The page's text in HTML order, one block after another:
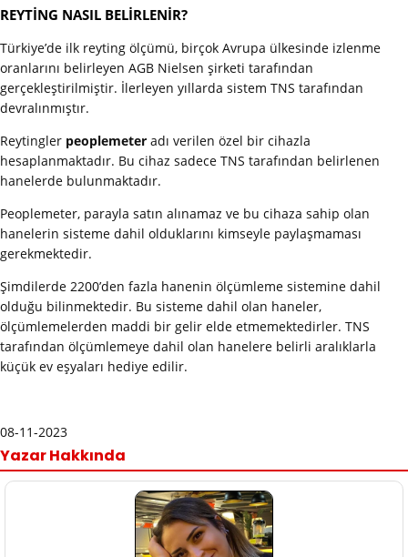
REYTİNG NASIL BELİRLENİR?
Türkiye’de ilk reyting ölçümü, birçok Avrupa ülkesinde izlenme
oranlarını belirleyen AGB Nielsen şirketi tarafından
gerçekleştirilmiştir. İlerleyen yıllarda sistem TNS tarafından
devralınmıştır.
Reytingler peoplemeter adı verilen özel bir cihazla
hesaplanmaktadır. Bu cihaz sadece TNS tarafından belirlenen
hanelerde bulunmaktadır.
Peoplemeter, parayla satın alınamaz ve bu cihaza sahip olan
hanelerin sisteme dahil olduklarını kimseyle paylaşmaması
gerekmektedir.
Şimdilerde 2200’den fazla hanenin ölçümleme sistemine dahil
olduğu bilinmektedir. Bu sisteme dahil olan haneler,
ölçümlemelerden maddi bir gelir elde etmemektedirler. TNS
tarafından ölçümlemeye dahil olan hanelere belirli aralıklarla
küçük ev eşyaları hediye edilir.
08-11-2023
Yazar Hakkında